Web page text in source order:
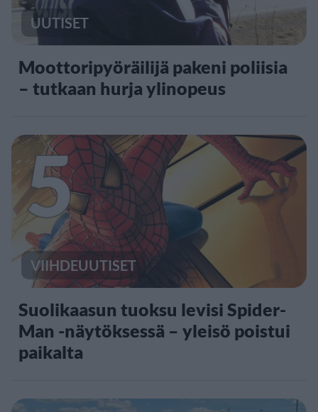
UUTISET
Moottoripyöräilijä pakeni poliisia
– tutkaan hurja ylinopeus
5
VIIHDEUUTISET
Suolikaasun tuoksu levisi Spider-
Man -näytöksessä – yleisö poistui
paikalta